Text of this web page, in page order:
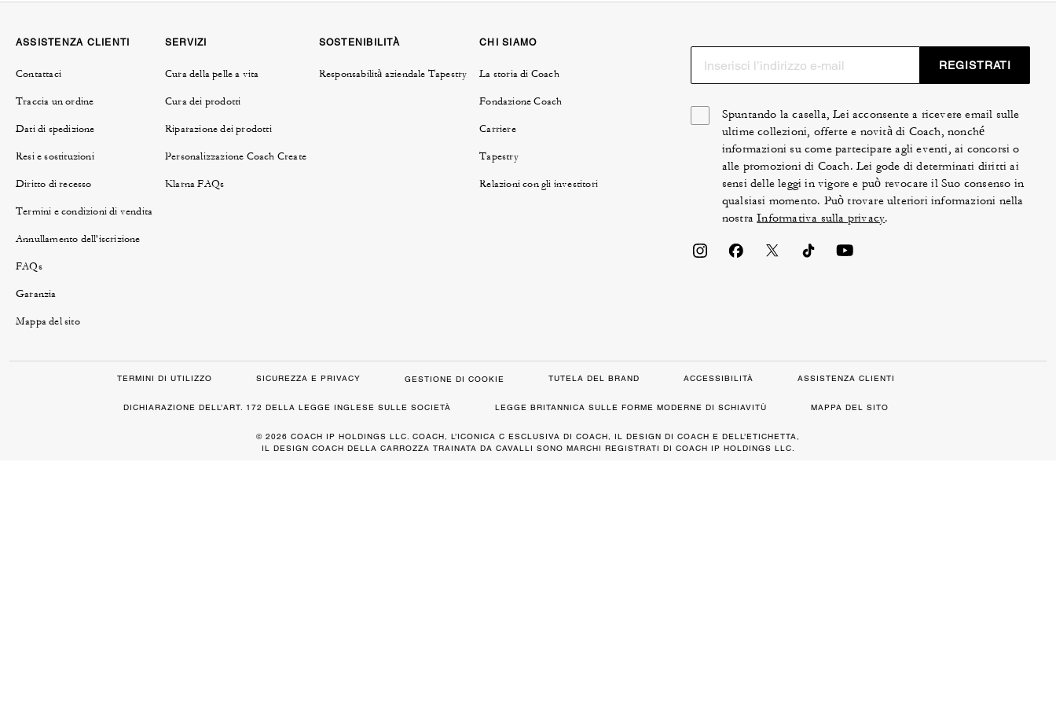
ASSISTENZA CLIENTI
Contattaci
Traccia un ordine
Dati di spedizione
Resi e sostituzioni
Diritto di recesso
Termini e condizioni di vendita
Annullamento dell'iscrizione
FAQs
Garanzia
Mappa del sito
SERVIZI
Cura della pelle a vita
Cura dei prodotti
Riparazione dei prodotti
Personalizzazione Coach Create
Klarna FAQs
SOSTENIBILITÀ
Responsabilità aziendale Tapestry
CHI SIAMO
La storia di Coach
Fondazione Coach
Carriere
Tapestry
Relazioni con gli investitori
REGISTRATI
Spuntando la casella, Lei acconsente a ricevere email sulle
ultime collezioni, offerte e novità di Coach, nonché
informazioni su come partecipare agli eventi, ai concorsi o
alle promozioni di Coach. Lei gode di determinati diritti ai
sensi delle leggi in vigore e può revocare il Suo consenso in
qualsiasi momento. Può trovare ulteriori informazioni nella
nostraInformativa sulla privacy.
TERMINI DI UTILIZZO SICUREZZA E PRIVACY GESTIONE DI COOKIE TUTELA DEL BRAND ACCESSIBILITÀ ASSISTENZA CLIENTI
DICHIARAZIONE DELL’ART. 172 DELLA LEGGE INGLESE SULLE SOCIETÀ LEGGE BRITANNICA SULLE FORME MODERNE DI SCHIAVITÙ MAPPA DEL SITO
© 2026 COACH IP HOLDINGS LLC. COACH, L’ICONICA C ESCLUSIVA DI COACH, IL DESIGN DI COACH E DELL’ETICHETTA,
IL DESIGN COACH DELLA CARROZZA TRAINATA DA CAVALLI SONO MARCHI REGISTRATI DI COACH IP HOLDINGS LLC.